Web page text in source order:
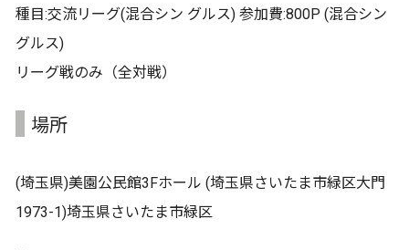
種目:交流リーグ(混合シン グルス) 参加費:800P (混合シン
グルス)
リーグ戦のみ（全対戦）
場所
(埼玉県)美園公民館3Fホール (埼玉県さいたま市緑区大門
1973-1)埼玉県さいたま市緑区